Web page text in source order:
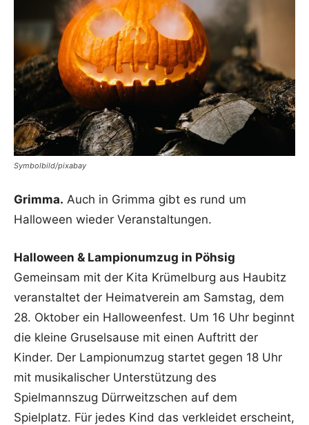
Symbolbild/pixabay
Grimma. Auch in Grimma gibt es rund um
Halloween wieder Veranstaltungen.
Halloween & Lampionumzug in Pöhsig
Gemeinsam mit der Kita Krümelburg aus Haubitz
veranstaltet der Heimatverein am Samstag, dem
28. Oktober ein Halloweenfest. Um 16 Uhr beginnt
die kleine Gruselsause mit einen Auftritt der
Kinder. Der Lampionumzug startet gegen 18 Uhr
mit musikalischer Unterstützung des
Spielmannszug Dürrweitzschen auf dem
Spielplatz. Für jedes Kind das verkleidet erscheint,